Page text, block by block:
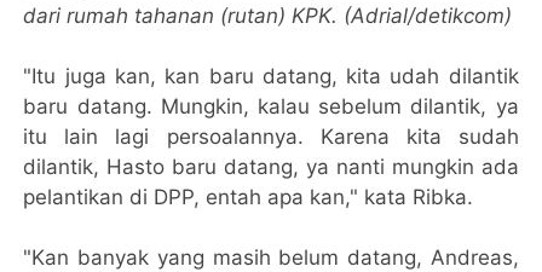
dari rumah tahanan (rutan) KPK. (Adrial/detikcom)
"Itu juga kan, kan baru datang, kita udah dilantik
baru datang. Mungkin, kalau sebelum dilantik, ya
itu lain lagi persoalannya. Karena kita sudah
dilantik, Hasto baru datang, ya nanti mungkin ada
pelantikan di DPP, entah apa kan," kata Ribka.
"Kan banyak yang masih belum datang, Andreas,